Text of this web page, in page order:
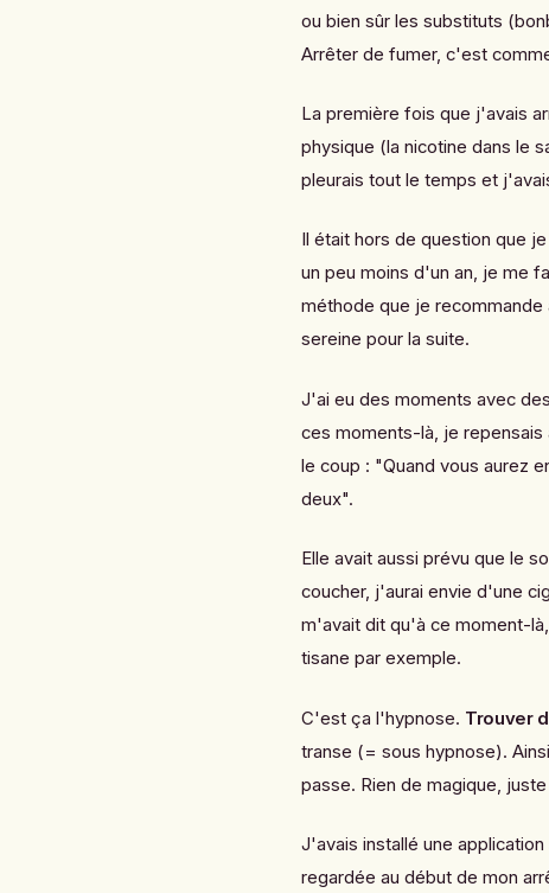
ou bien sûr les substituts
Arrêter de fumer, c'est
La première fois que j'avais
physique (la nicotine dans le
pleurais tout le temps et
Il était hors de question que
un peu moins d'un an, je me
méthode que je
sereine pour la suite.
J'ai eu des moments avec des
ces moments-là, je
le coup : "Quand vous aurez
deux".
Elle avait aussi prévu que le
coucher, j'aurai envie d'une
m'avait dit qu'à ce moment-
tisane par exemple.
C'est ça l'hypnose. Trouver
transe (= sous hypnose).
passe. Rien de magique,
J'avais installé une
regardée au début de mon